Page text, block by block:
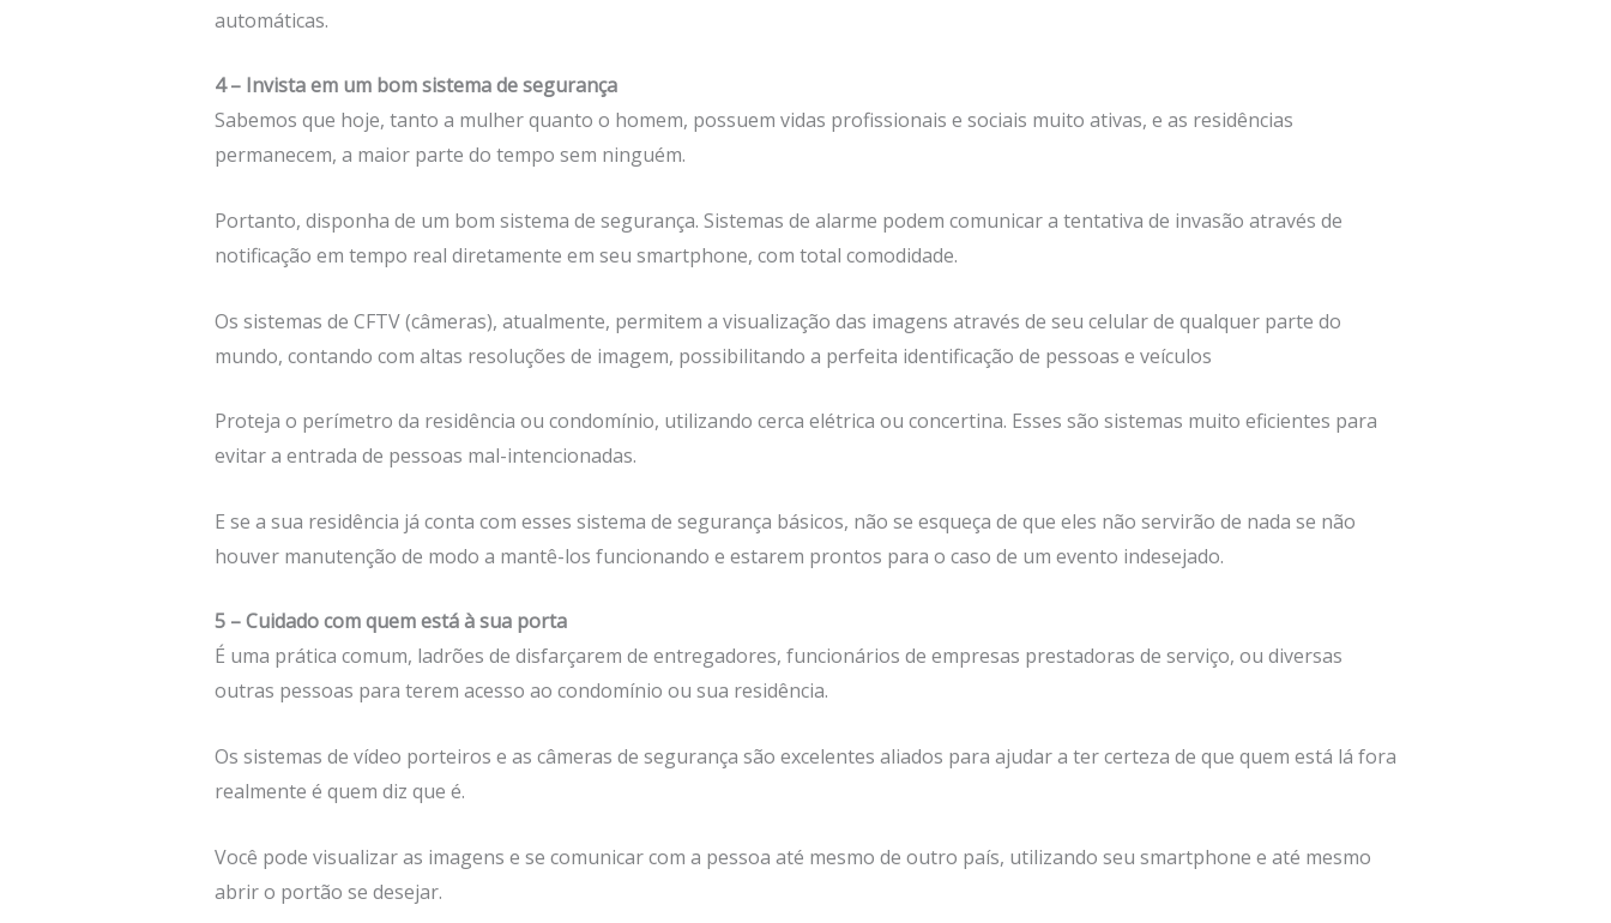
automáticas.
4 – Invista em um bom sistema de segurança
Sabemos que hoje, tanto a mulher quanto o homem, possuem vidas profissionais e sociais muito ativas, e as residências
permanecem, a maior parte do tempo sem ninguém.
Portanto, disponha de um bom sistema de segurança. Sistemas de alarme podem comunicar a tentativa de invasão através de
notificação em tempo real diretamente em seu smartphone, com total comodidade.
Os sistemas de CFTV (câmeras), atualmente, permitem a visualização das imagens através de seu celular de qualquer parte do
mundo, contando com altas resoluções de imagem, possibilitando a perfeita identificação de pessoas e veículos
Proteja o perímetro da residência ou condomínio, utilizando cerca elétrica ou concertina. Esses são sistemas muito eficientes para
evitar a entrada de pessoas mal-intencionadas.
E se a sua residência já conta com esses sistema de segurança básicos, não se esqueça de que eles não servirão de nada se não
houver manutenção de modo a mantê-los funcionando e estarem prontos para o caso de um evento indesejado.
5 – Cuidado com quem está à sua porta
É uma prática comum, ladrões de disfarçarem de entregadores, funcionários de empresas prestadoras de serviço, ou diversas
outras pessoas para terem acesso ao condomínio ou sua residência.
Os sistemas de vídeo porteiros e as câmeras de segurança são excelentes aliados para ajudar a ter certeza de que quem está lá fora
realmente é quem diz que é.
Você pode visualizar as imagens e se comunicar com a pessoa até mesmo de outro país, utilizando seu smartphone e até mesmo
abrir o portão se desejar.